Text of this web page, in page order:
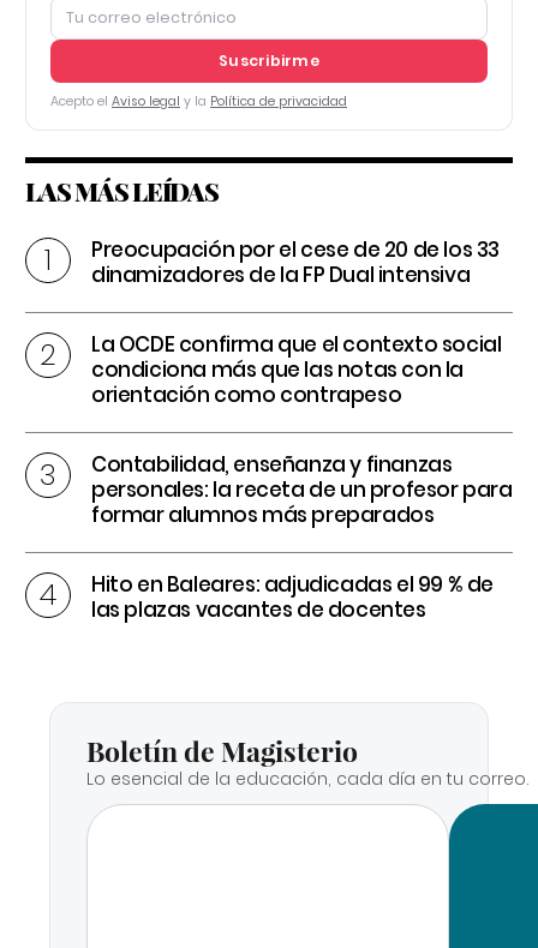
Suscribirme
Acepto el Aviso legal y la Política de privacidad
LAS MÁS LEÍDAS
Preocupación por el cese de 20 de los 33
dinamizadores de la FP Dual intensiva
La OCDE confirma que el contexto social
condiciona más que las notas con la
orientación como contrapeso
Contabilidad, enseñanza y finanzas
personales: la receta de un profesor para
formar alumnos más preparados
Hito en Baleares: adjudicadas el 99 % de
las plazas vacantes de docentes
Boletín de Magisterio
Lo esencial de la educación, cada día en tu correo.